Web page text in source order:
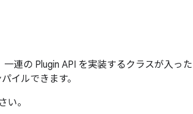
連の Plugin API を実装するクラスが入った
イルできます。
い。